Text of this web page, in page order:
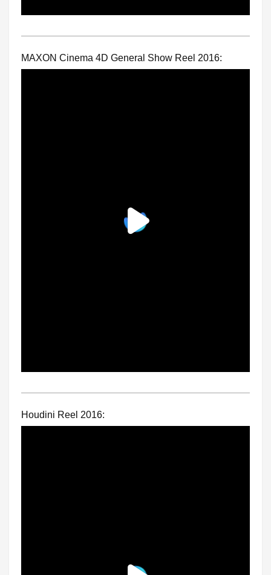
MAXON Cinema 4D General Show Reel 2016:
Houdini Reel 2016: